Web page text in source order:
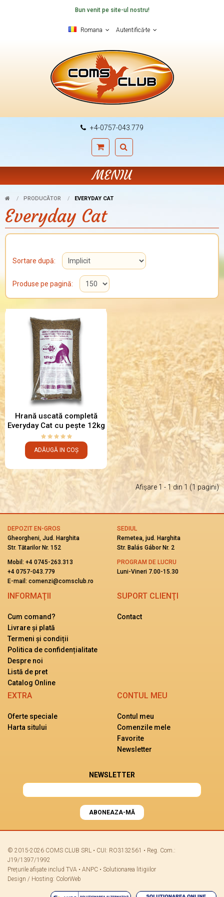
Bun venit pe site-ul nostru!
Romana Autentifică-te
+4-0757-043.779
MENIU
PRODUCĂTOR EVERYDAY CAT
Everyday Cat
Sortare după:
Produse pe pagină:
Hrană uscată completă
Everyday Cat cu pește 12kg
ADĂUGĂ IN COȘ
Afişare 1 - 1 din 1 (1 pagini)
DEPOZIT EN-GROS
Gheorgheni, Jud. Harghita
Str. Tătarilor Nr. 152
Mobil: +4 0745-263.313
+4 0757-043.779
E-mail: comenzi@comsclub.ro
SEDIUL
Remetea, jud. Harghita
Str. Balás Gábor Nr. 2
PROGRAM DE LUCRU
Luni-Vineri 7.00-15.30
INFORMAŢII
Cum comand?
Livrare și plată
Termeni și condiții
Politica de confidențialitate
Despre noi
Listă de pret
Catalog Online
SUPORT CLIENŢI
Contact
EXTRA
Oferte speciale
Harta sitului
CONTUL MEU
Contul meu
Comenzile mele
Favorite
Newsletter
NEWSLETTER
ABONEAZA-MĂ
© 2015-2026 COMS CLUB SRL • CUI: RO3132561 • Reg. Com.:
J19/1397/1992
Prețurile afișate includ TVA • ANPC • Solutionarea litigiilor
Design / Hosting: ColorWeb